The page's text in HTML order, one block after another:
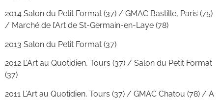
2014 Salon du Petit Format (37) / GMAC Bastille, Paris (75)
/ Marché de l’Art de St-Germain-en-Laye (78)
2013 Salon du Petit Format (37)
2012 L’Art au Quotidien, Tours (37) / Salon du Petit Format
(37)
2011 L’Art au Quotidien, Tours (37) / GMAC Chatou (78) / A